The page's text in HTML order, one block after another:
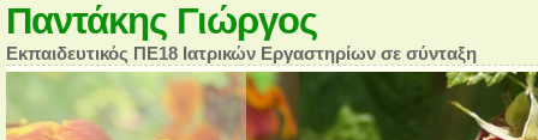
Παντάκης Γιώργος
Εκπαιδευτικός ΠΕ18 Ιατρικών Εργαστηρίων σε σύνταξη